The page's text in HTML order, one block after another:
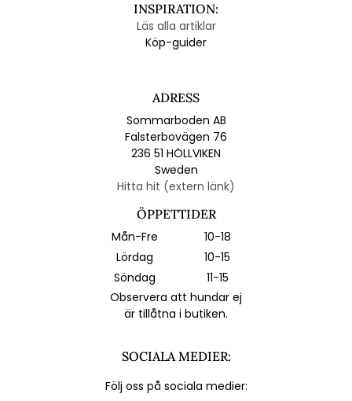
INSPIRATION:
Läs alla artiklar
Köp-guider
ADRESS
Sommarboden AB
Falsterbovägen 76
236 51 HÖLLVIKEN
Sweden
Hitta hit (extern länk)
ÖPPETTIDER
Mån-Fre
10-18
Lördag
10-15
Söndag
11-15
Observera att hundar ej
är tillåtna i butiken.
SOCIALA MEDIER:
Följ oss på sociala medier: